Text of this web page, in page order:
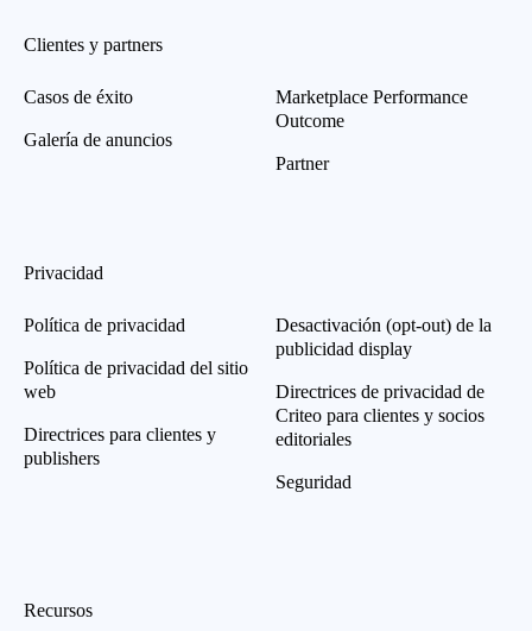
Clientes y partners
Casos de éxito
Galería de anuncios
Marketplace Performance
Outcome
Partner
Privacidad
Política de privacidad
Política de privacidad del sitio
web
Directrices para clientes y
publishers
Desactivación (opt-out) de la
publicidad display
Directrices de privacidad de
Criteo para clientes y socios
editoriales
Seguridad
Recursos